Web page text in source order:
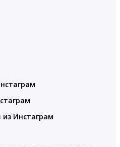
Инстаграм